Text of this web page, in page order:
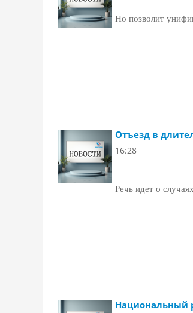
Но позволит
Отъезд в
16:28
Речь идет о
Национальный